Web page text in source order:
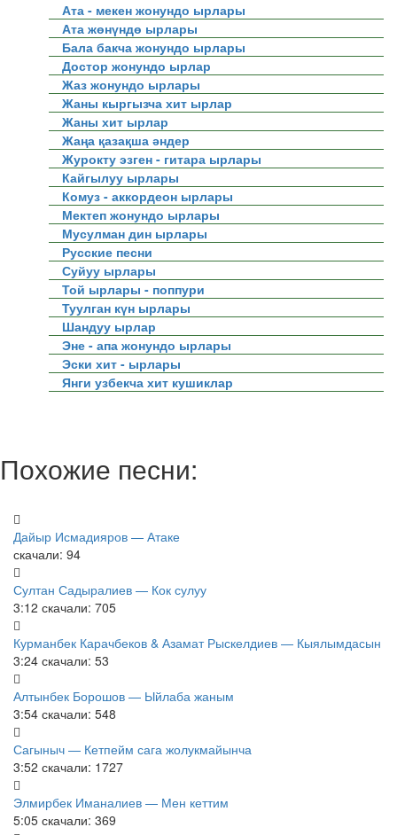
Ата - мекен жонундо ырлары
Ата жөнүндө ырлары
Бала бакча жонундо ырлары
Достор жонундо ырлар
Жаз жонундо ырлары
Жаны кыргызча хит ырлар
Жаны хит ырлар
Жаңа қазақша әндер
Журокту эзген - гитара ырлары
Кайгылуу ырлары
Комуз - аккордеон ырлары
Мектеп жонундо ырлары
Мусулман дин ырлары
Русские песни
Суйуу ырлары
Той ырлары - поппури
Туулган күн ырлары
Шандуу ырлар
Эне - апа жонундо ырлары
Эски хит - ырлары
Янги узбекча хит кушиклар
Похожие песни:
Дайыр Исмадияров — Атаке
скачали: 94
Султан Садыралиев — Кок сулуу
3:12 скачали: 705
Курманбек Карачбеков & Азамат Рыскелдиев — Кыялымдасын
3:24 скачали: 53
Алтынбек Борошов — Ыйлаба жаным
3:54 скачали: 548
Сагыныч — Кетпейм сага жолукмайынча
3:52 скачали: 1727
Элмирбек Иманалиев — Мен кеттим
5:05 скачали: 369